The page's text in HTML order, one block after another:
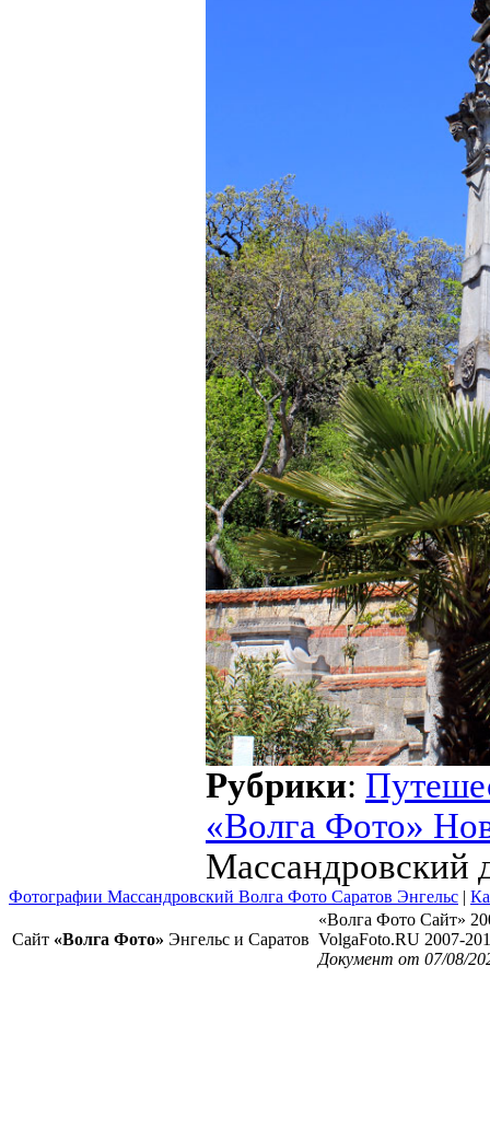
Рубрики:
«Волга Фото»
Массандровский
Фотографии Массандровский Волга Фото Саратов Энгельс |
Сайт «Волга Фото» Энгельс и Саратов
«Волга Фото Сайт»
VolgaFoto.RU 2007-
Документ от 07/08/